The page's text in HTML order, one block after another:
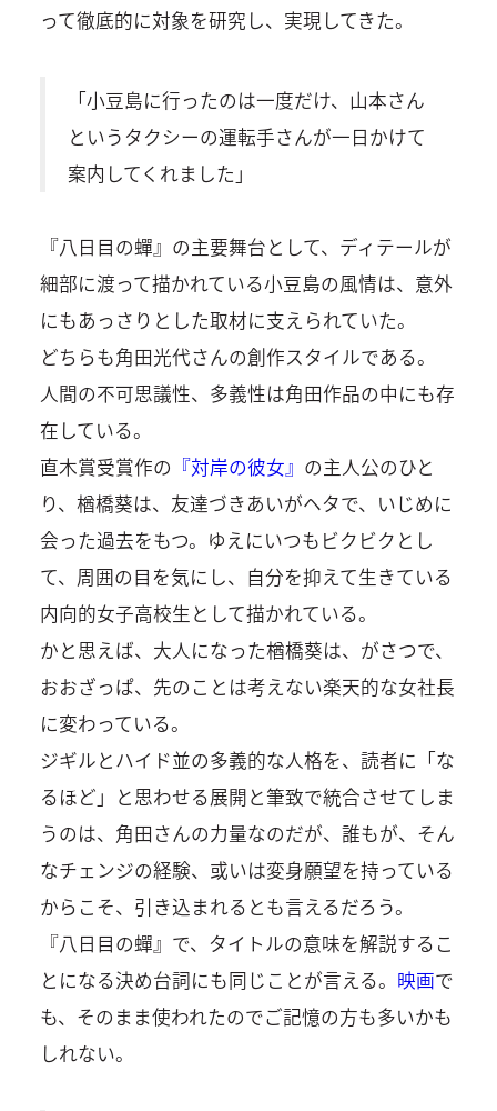
って徹底的に対象を研究し、実現してきた。
「小豆島に行ったのは一度だけ、山本さん
というタクシーの運転手さんが一日かけて
案内してくれました」
『八日目の蟬』の主要舞台として、ディテールが
細部に渡って描かれている小豆島の風情は、意外
にもあっさりとした取材に支えられていた。
どちらも角田光代さんの創作スタイルである。
人間の不可思議性、多義性は角田作品の中にも存
在している。
直木賞受賞作の 『対岸の彼女』 の主人公のひと
り、楢橋葵は、友達づきあいがヘタで、いじめに
会った過去をもつ。ゆえにいつもビクビクとし
て、周囲の目を気にし、自分を抑えて生きている
内向的女子高校生として描かれている。
かと思えば、大人になった楢橋葵は、がさつで、
おおざっぱ、先のことは考えない楽天的な女社長
に変わっている。
ジギルとハイド並の多義的な人格を、読者に「な
るほど」と思わせる展開と筆致で統合させてしま
うのは、角田さんの力量なのだが、誰もが、そん
なチェンジの経験、或いは変身願望を持っている
からこそ、引き込まれるとも言えるだろう。
『八日目の蟬』で、タイトルの意味を解説するこ
とになる決め台詞にも同じことが言える。 映画で
も、そのまま使われたのでご記憶の方も多いかも
しれない。